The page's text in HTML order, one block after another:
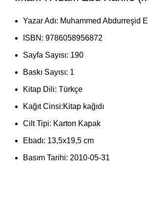
Yazar Adı: Muhammed Abdurreşid
ISBN: 9786058956872
Sayfa Sayısı: 190
Baskı Sayısı: 1
Kitap Dili: Türkçe
Kağıt Cinsi:Kitap kağıdı
Cilt Tipi: Karton Kapak
Ebadı: 13,5x19,5 cm
Basım Tarihi: 2010-05-31